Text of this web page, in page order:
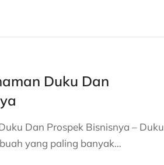
Duku Dan
Dan Prospek Bisnisnya – Duku
yang paling banyak…